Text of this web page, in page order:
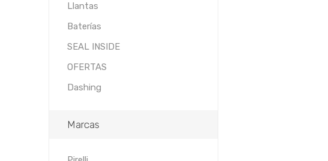
Llantas
Baterías
SEAL INSIDE
OFERTAS
Dashing
Marcas